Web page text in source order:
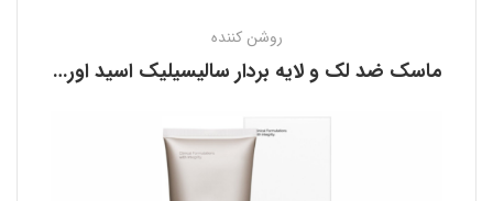
روشن کننده
ماسک ضد لک و لایه بردار سالیسیلیک اسید اوردینری THE ORDINARY